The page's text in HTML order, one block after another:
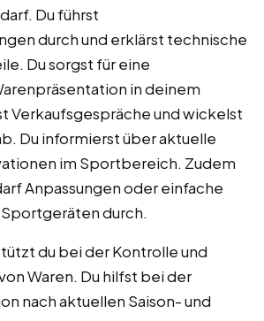
Du führst
durch und erklärst technische
Du sorgst für eine
in deinem
Verkaufsgespräche und wickelst
Du informierst über aktuelle
im Sportbereich. Zudem
Anpassungen oder einfache
durch.
du bei der Kontrolle und
Waren. Du hilfst bei der
nach aktuellen Saison- und